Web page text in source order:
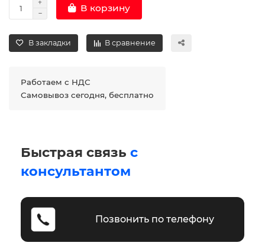
В корзину
В закладки В сравнение
Работаем с НДС
Самовывоз сегодня, бесплатно
Быстрая связь с
консультантом
Позвонить по телефону